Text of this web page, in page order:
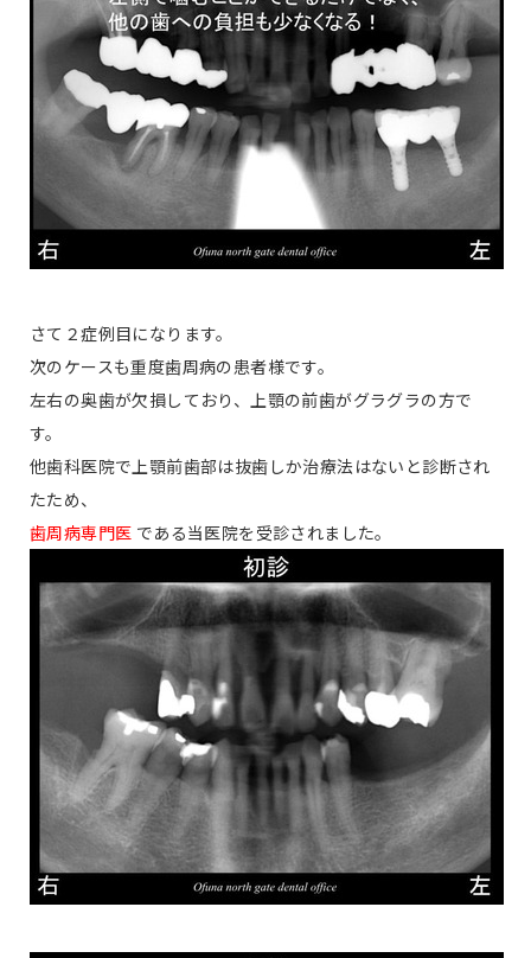
さて２症例目になります。
次のケースも重度歯周病の患者様です。
左右の奥歯が欠損しており、上顎の前歯がグラグラの方で
す。
他歯科医院で上顎前歯部は抜歯しか治療法はないと診断され
たため、
歯周病専門医 である当医院を受診されました。